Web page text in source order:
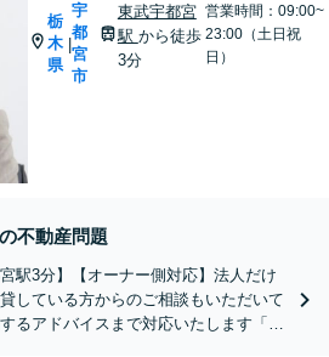
栃
木
県
|
宇
都
宮
市
東武宇都宮
駅 から徒歩
3分
営業時間：09:00~
23:00（土日祝
日）
不動産問題
駅3分】【オーナー側対応】法人だけ
している方からのご相談もいただいて
るアドバイスまで対応いたします「原